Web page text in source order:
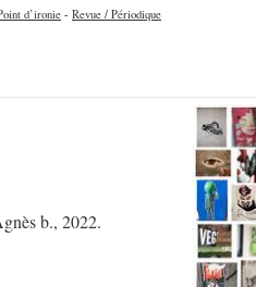
d’ironie - Revue / Périodique
b., 2022.